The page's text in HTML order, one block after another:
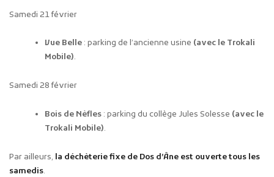
Samedi 21 février
Vue Belle : parking de l’ancienne usine (avec le Trokali
Mobile).
Samedi 28 février
Bois de Nèfles : parking du collège Jules Solesse (avec le
Trokali Mobile).
Par ailleurs, la déchèterie fixe de Dos d’Âne est ouverte tous les
samedis.